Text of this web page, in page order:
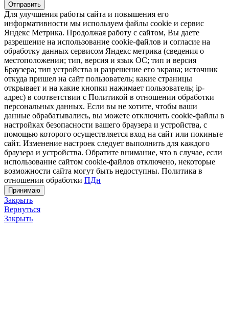
Отправить
Для улучшения работы сайта и повышения его
информативности мы используем файлы cookie и сервис
Яндекс Метрика. Продолжая работу с сайтом, Вы даете
разрешение на использование cookie-файлов и согласие на
обработку данных сервисом Яндекс метрика (сведения о
местоположении; тип, версия и язык ОС; тип и версия
Браузера; тип устройства и разрешение его экрана; источник
откуда пришел на сайт пользователь; какие страницы
открывает и на какие кнопки нажимает пользователь; ip-
адрес) в соответствии с Политикой в отношении обработки
персональных данных. Если вы не хотите, чтобы ваши
данные обрабатывались, вы можете отключить cookie-файлы в
настройках безопасности вашего браузера и устройства, с
помощью которого осуществляется вход на сайт или покиньте
сайт. Изменение настроек следует выполнить для каждого
браузера и устройства. Обратите внимание, что в случае, если
использование сайтом cookie-файлов отключено, некоторые
возможности сайта могут быть недоступны. Политика в
отношении обработки ПДн
Принимаю
Закрыть
Вернуться
Закрыть